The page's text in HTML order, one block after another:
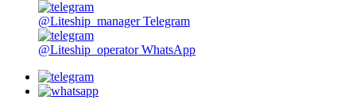
@Liteship_manager Telegram
@Liteship_operator WhatsApp